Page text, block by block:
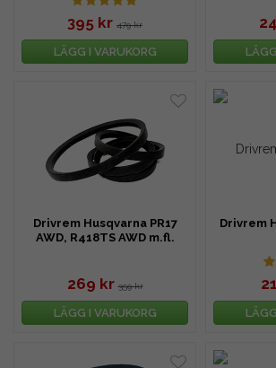
395 kr 479 kr
LÄGG I VARUKORG
Drivrem Husqvarna PR17
AWD, R418TS AWD m.fl.
269 kr 359 kr
LÄGG I VARUKORG
Drivrem